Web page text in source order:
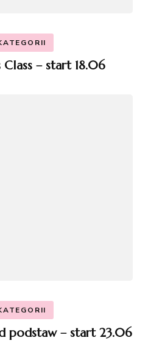
Class – start 18.06
podstaw – start 23.06